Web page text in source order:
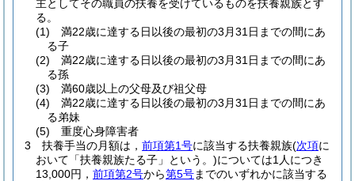
主としてその職員の扶養を受けているものを扶養親族とす
る。
(1)
満22歳に達する日以後の最初の3月31日までの間にあ
る子
(2)
満22歳に達する日以後の最初の3月31日までの間にあ
る孫
(3)
満60歳以上の父母及び祖父母
(4)
満22歳に達する日以後の最初の3月31日までの間にあ
る弟妹
(5)
重度心身障害者
3
扶養手当の月額は， 前項第1号に該当する扶養親族(次項に
おいて「扶養親族たる子」という。)については1人につき
13,000円， 前項第2号から第5号までのいずれかに該当する